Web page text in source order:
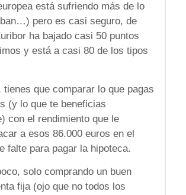
está sufriendo más de lo
pero es casi seguro, de
ha bajado casi 50 puntos
y está a casi 80 de los tipos
tienes que comparar lo que pagas
(y lo que te beneficias
con el rendimiento que le
a esos 86.000 euros en el
falte para pagar la hipoteca.
solo comprando un buen
fija (ojo que no todos los